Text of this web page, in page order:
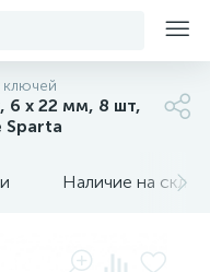
х 22 мм, 8 шт,
Наличие на